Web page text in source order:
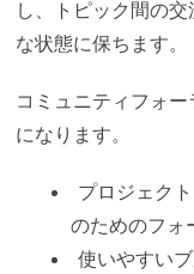
し、トピック間の
な状態に保ちます。
コミュニティフォ
になります。
プロジェク
のためのフォ
使いやすい